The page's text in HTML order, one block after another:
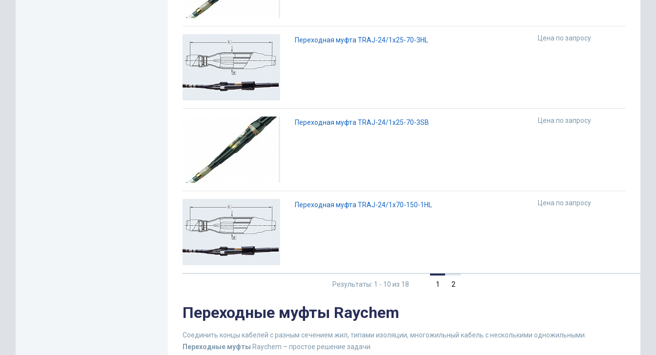
Цена по запросу
Переходная муфта TRAJ-24/1x25-70-3HL
Цена по запросу
Переходная муфта TRAJ-24/1x25-70-3SB
Цена по запросу
Переходная муфта TRAJ-24/1x70-150-1HL
Результаты: 1 - 10 из 18 1 2
Переходные муфты Raychem
Соединить концы кабелей с разным сечением жил, типами изоляции, многожильный кабель с несколькими одножильными.
Переходные муфты Raychem – простое решение задачи.